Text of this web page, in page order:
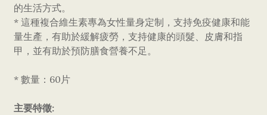
的生活方式。
* 這種複合維生素專為女性量身定制，支持免疫健康和能
量生產，有助於緩解疲勞，支持健康的頭髮、皮膚和指
甲，並有助於預防膳食營養不足。
* 數量：60片
主要特徵: